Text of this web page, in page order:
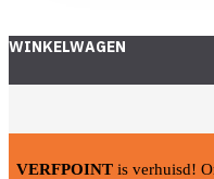
WINKELWAGEN
VERFPOINT is verhuisd!